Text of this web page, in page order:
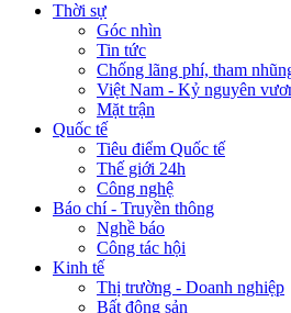
Thời sự
Góc nhìn
Tin tức
Chống lãng phí, tham
Việt Nam - Kỷ nguyên
Mặt trận
Quốc tế
Tiêu điểm Quốc tế
Thế giới 24h
Công nghệ
Báo chí - Truyền thông
Nghề báo
Công tác hội
Kinh tế
Thị trường - Doanh nghiệp
Bất động sản